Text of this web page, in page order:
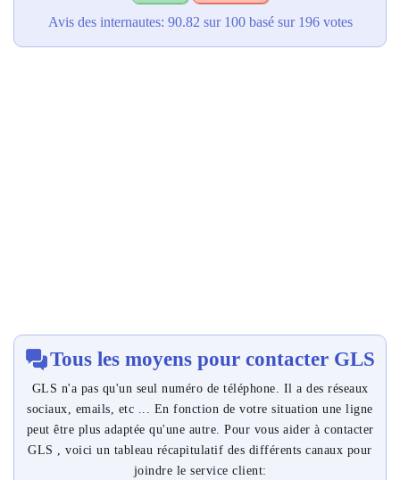
Avis des internautes: 90.82 sur 100basé sur 196votes
Tous les moyens pour contacter GLS
GLS n'a pas qu'un seul numéro de téléphone. Il a des réseaux
sociaux, emails, etc ... En fonction de votre situation une ligne
peut être plus adaptée qu'une autre. Pour vous aider à contacter
GLS , voici un tableau récapitulatif des différents canaux pour
joindre le service client: